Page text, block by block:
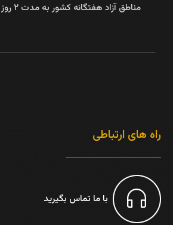
مناطق آزاد هفتگانه کشور به مدت ۲ روز در منطقه آزاد چابهار آغاز بکار کرد.
راه های ارتباطی
با ما تماس بگیرید